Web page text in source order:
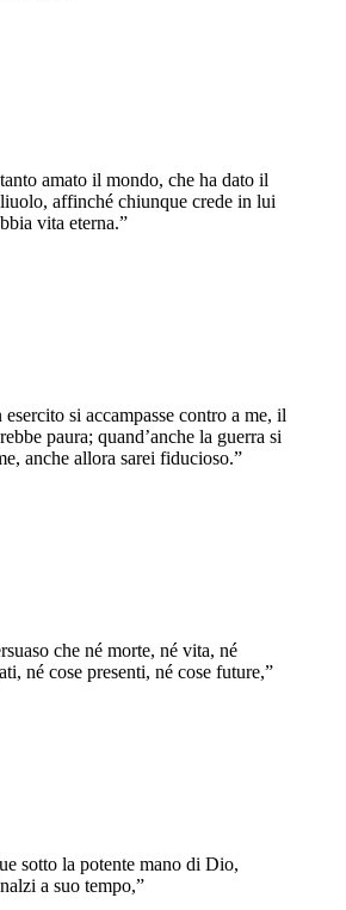
amato il mondo, che ha dato il
affinché chiunque crede in lui
vita eterna.”
esercito si accampasse contro a me, il
paura; quand’anche la guerra si
anche allora sarei fiducioso.”
che né morte, né vita, né
né cose presenti, né cose future,”
sotto la potente mano di Dio,
a suo tempo,”